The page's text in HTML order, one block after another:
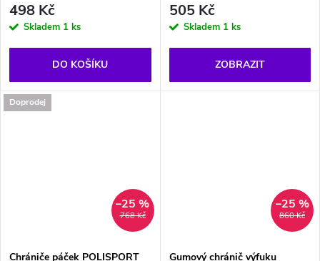
498 Kč
Skladem 1 ks
DO KOŠÍKU
505 Kč
Skladem 1 ks
ZOBRAZIT
Doprodej
768 Kč
–25 %
Chrániče páček POLISPORT
860 Kč
–25 %
Gumový chránič výfuku